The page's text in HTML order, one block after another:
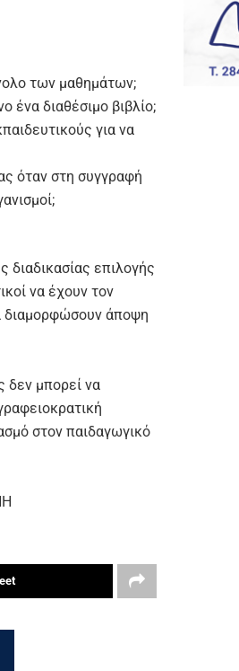
των μαθημάτων;
ένα διαθέσιμο βιβλίο;
για να
όταν στη συγγραφή
επιλογής
να έχουν τον
διαμορφώσουν άποψη
δεν μπορεί να
στον παιδαγωγικό